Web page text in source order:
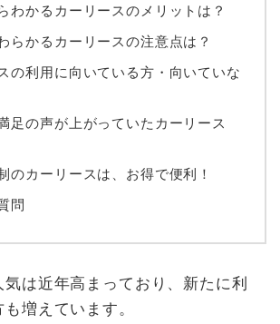
わかるカーリースのメリットは？
らかるカーリースの注意点は？
の利用に向いている方・向いていな
足の声が上がっていたカーリース
のカーリースは、お得で便利！
問
は近年高まっており、新たに利
増えています。